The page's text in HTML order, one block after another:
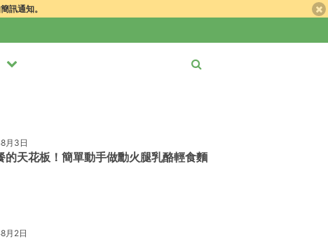
訊通知。
月3日
的天花板！簡單動手做勳火腿乳酪輕食麵
月2日